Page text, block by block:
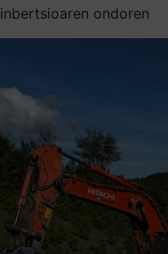
inbertsioaren ondoren